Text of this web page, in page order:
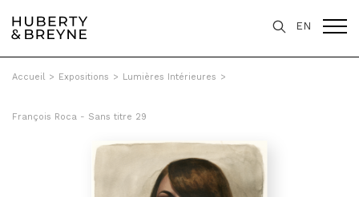
EN
Accueil > Expositions > Lumières Intérieures >
François Roca - Sans titre 29